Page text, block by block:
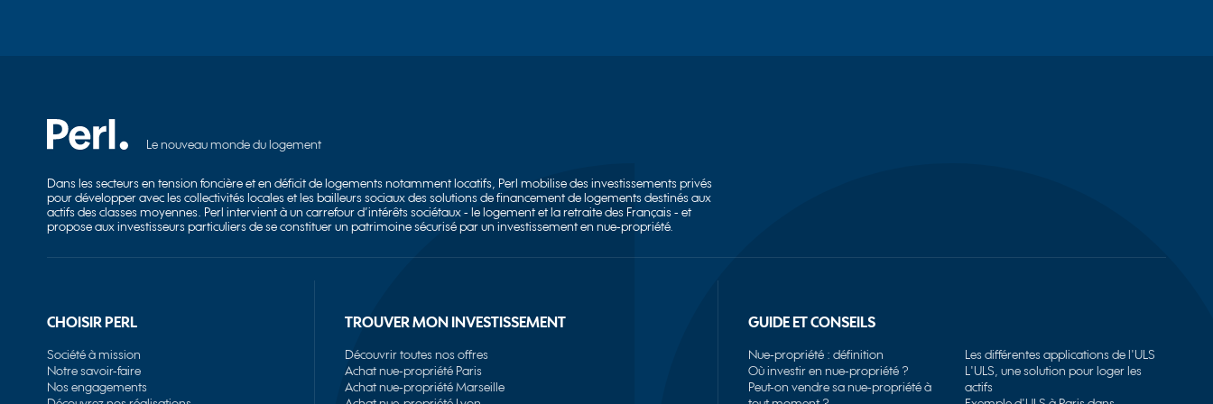
Le nouveau monde du logement
Dans les secteurs en tension foncière et en déficit de logements notamment locatifs, Perl mobilise des investissements privés
pour développer avec les collectivités locales et les bailleurs sociaux des solutions de financement de logements destinés aux
actifs des classes moyennes. Perl intervient à un carrefour d’intérêts sociétaux - le logement et la retraite des Français - et
propose aux investisseurs particuliers de se constituer un patrimoine sécurisé par un investissement en nue-propriété.
CHOISIR PERL
Société à mission
Notre savoir-faire
Nos engagements
TROUVER MON INVESTISSEMENT
Découvrir toutes nos offres
Achat nue-propriété Paris
Achat nue-propriété Marseille
GUIDE ET CONSEILS
Nue-propriété : définition
Où investir en nue-propriété ?
Peut-on vendre sa nue-propriété à
Les différentes applications de l'ULS
L'ULS, une solution pour loger les
actifs